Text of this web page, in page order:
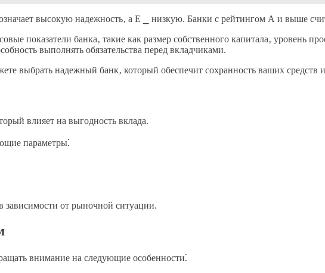
высокую надежность‚ а Е ⎯ низкую. Банки с рейтингом А и выше
показатели банка‚ такие как размер собственного капитала‚ уровень
выполнять обязательства перед вкладчиками.
выбрать надежный банк‚ который обеспечит сохранность ваших средств
влияет на выгодность вклада.
параметры⁚
зависимости от рыночной ситуации.
внимание на следующие особенности⁚